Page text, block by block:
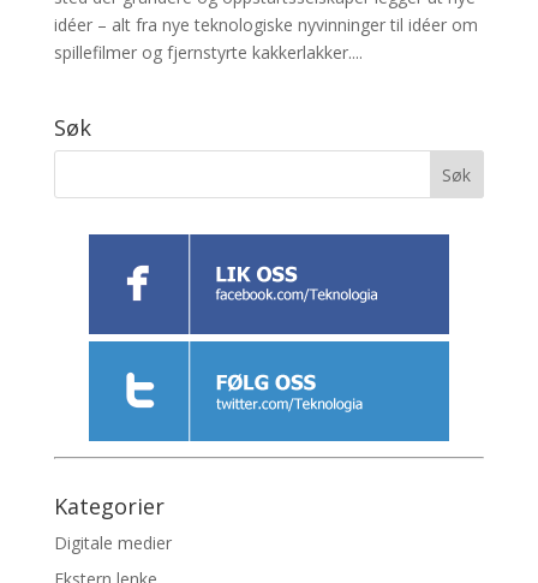
idéer – alt fra nye teknologiske nyvinninger til idéer om
spillefilmer og fjernstyrte kakkerlakker....
Søk
Kategorier
Digitale medier